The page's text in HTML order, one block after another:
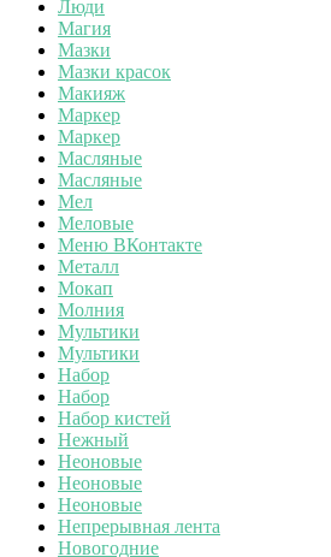
Люди
Магия
Мазки
Мазки красок
Макияж
Маркер
Маркер
Масляные
Масляные
Мел
Меловые
Меню ВКонтакте
Металл
Мокап
Молния
Мультики
Мультики
Набор
Набор
Набор кистей
Нежный
Неоновые
Неоновые
Неоновые
Непрерывная лента
Новогодние